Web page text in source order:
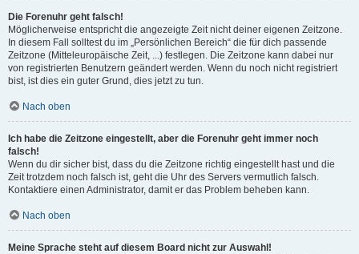
Die Forenuhr geht falsch!
Möglicherweise entspricht die angezeigte Zeit nicht deiner eigenen Zeitzone.
In diesem Fall solltest du im „Persönlichen Bereich“ die für dich passende
Zeitzone (Mitteleuropäische Zeit, ...) festlegen. Die Zeitzone kann dabei nur
von registrierten Benutzern geändert werden. Wenn du noch nicht registriert
bist, ist dies ein guter Grund, dies jetzt zu tun.
Nach oben
Ich habe die Zeitzone eingestellt, aber die Forenuhr geht immer noch
falsch!
Wenn du dir sicher bist, dass du die Zeitzone richtig eingestellt hast und die
Zeit trotzdem noch falsch ist, geht die Uhr des Servers vermutlich falsch.
Kontaktiere einen Administrator, damit er das Problem beheben kann.
Nach oben
Meine Sprache steht auf diesem Board nicht zur Auswahl!